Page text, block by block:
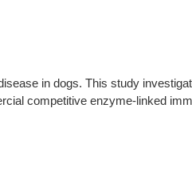
in dogs. This study
competitive enzyme-linked